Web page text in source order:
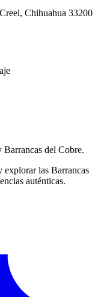
Chihuahua 33200
del Cobre.
explorar las Barrancas
auténticas.